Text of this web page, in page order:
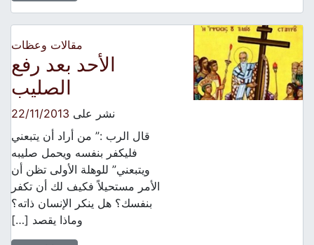
مقالات وعظات
الأحد بعد رفع
الصليب
نشر على22/11/2013
قال الرب :” من أراد أن يتبعني
فليكفر بنفسه ويحمل صليبه
ويتبعني” للوهلة الأولى تظن أن
الأمر مستحيلاً فكيف لك أن تكفر
بنفسك؟ هل ينكر الإنسان ذاته؟
وماذا يقصد […]